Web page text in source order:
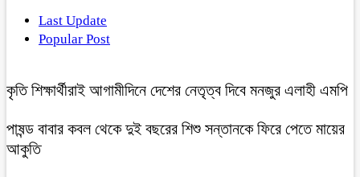
Last Update
Popular Post
কৃতি শিক্ষার্থীরাই আগামীদিনে দেশের নেতৃত্ব দিবে মনজুর এলাহী এমপি
পাষন্ড বাবার কবল থেকে দুই বছরের শিশু সন্তানকে ফিরে পেতে মায়ের
আকুতি